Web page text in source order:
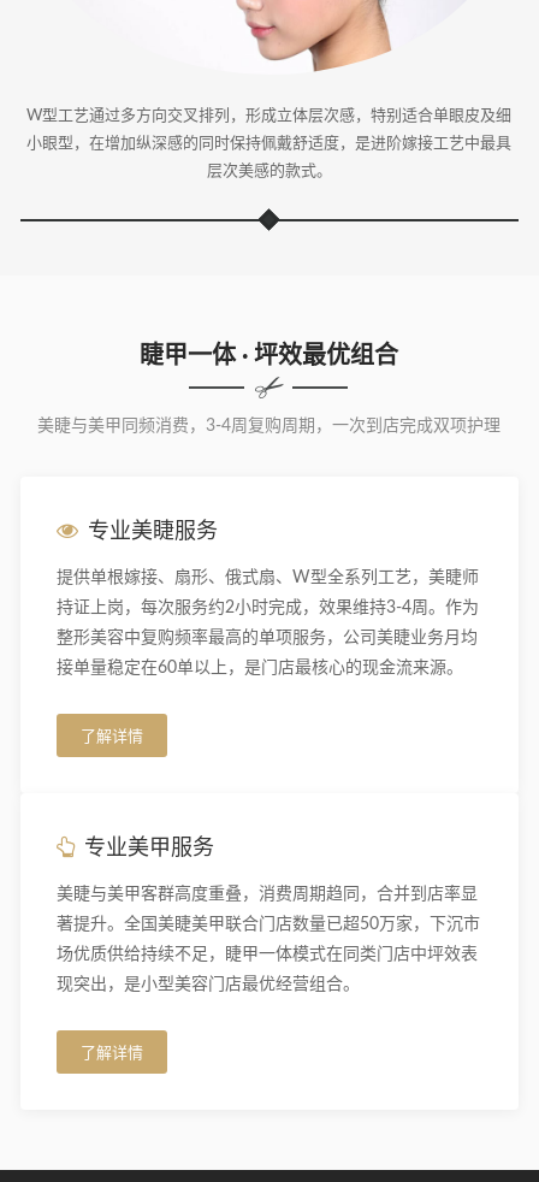
W型工艺通过多方向交叉排列，形成立体层次感，特别适合单眼皮及细
小眼型，在增加纵深感的同时保持佩戴舒适度，是进阶嫁接工艺中最具
层次美感的款式。
睫甲一体 · 坪效最优组合
美睫与美甲同频消费，3-4周复购周期，一次到店完成双项护理
专业美睫服务
提供单根嫁接、扇形、俄式扇、W型全系列工艺，美睫师
持证上岗，每次服务约2小时完成，效果维持3-4周。作为
整形美容中复购频率最高的单项服务，公司美睫业务月均
接单量稳定在60单以上，是门店最核心的现金流来源。
了解详情
专业美甲服务
美睫与美甲客群高度重叠，消费周期趋同，合并到店率显
著提升。全国美睫美甲联合门店数量已超50万家，下沉市
场优质供给持续不足，睫甲一体模式在同类门店中坪效表
现突出，是小型美容门店最优经营组合。
了解详情